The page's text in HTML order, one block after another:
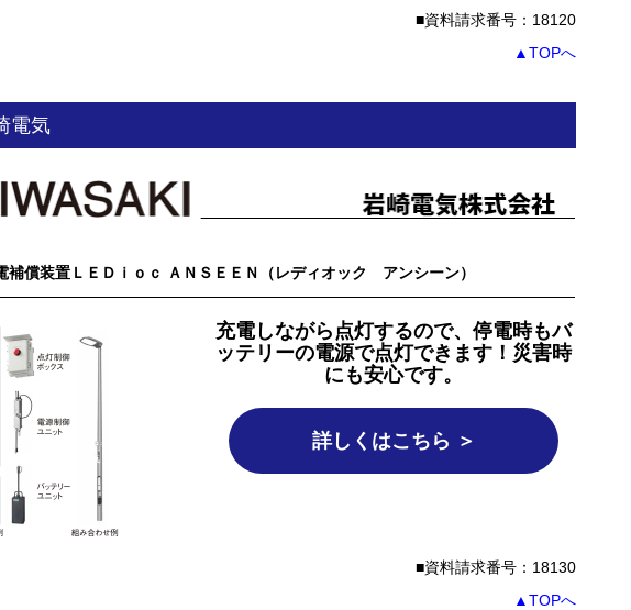
資料請求番号：18120
▲TOPへ
電気
補償装置ＬＥＤｉｏｃ ＡＮＳＥＥＮ（レディオック アンシーン）
充電しながら点灯するので、停電時もバ
ッテリーの電源で点灯できます！災害時
にも安心です。
詳しくはこちら ＞
資料請求番号：18130
▲TOPへ